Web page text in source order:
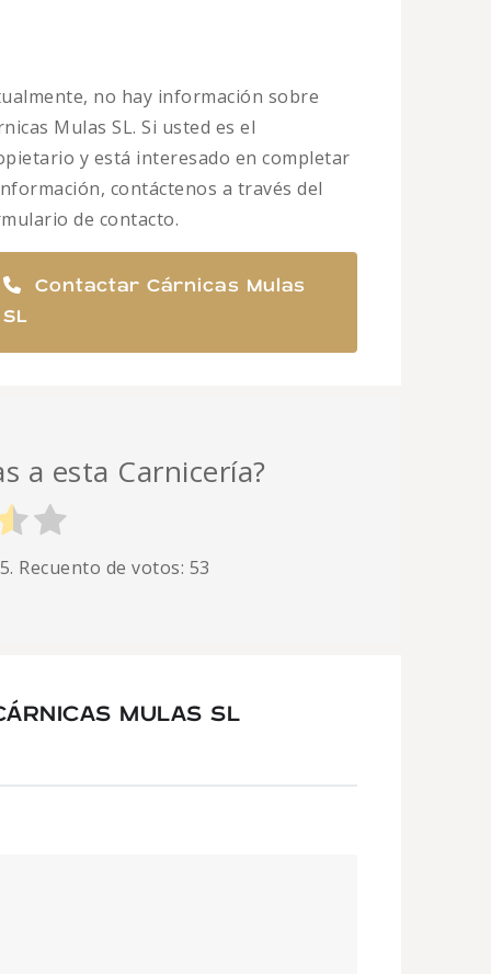
no hay información sobre
Mulas SL. Si usted es el
y está interesado en completar
contáctenos a través del
de contacto.
Contactar Cárnicas Mulas
SL
a esta Carnicería?
Recuento de votos: 53
MULAS SL